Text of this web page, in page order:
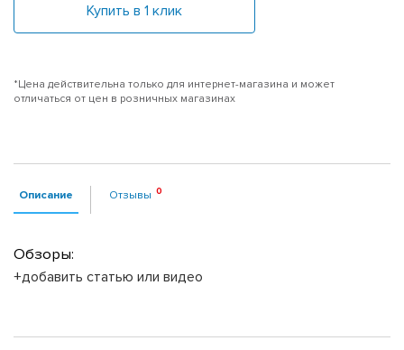
Купить в 1 клик
*Цена действительна только для интернет-магазина и может
отличаться от цен в розничных магазинах
Описание Отзывы
Обзоры:
+добавить статью или видео